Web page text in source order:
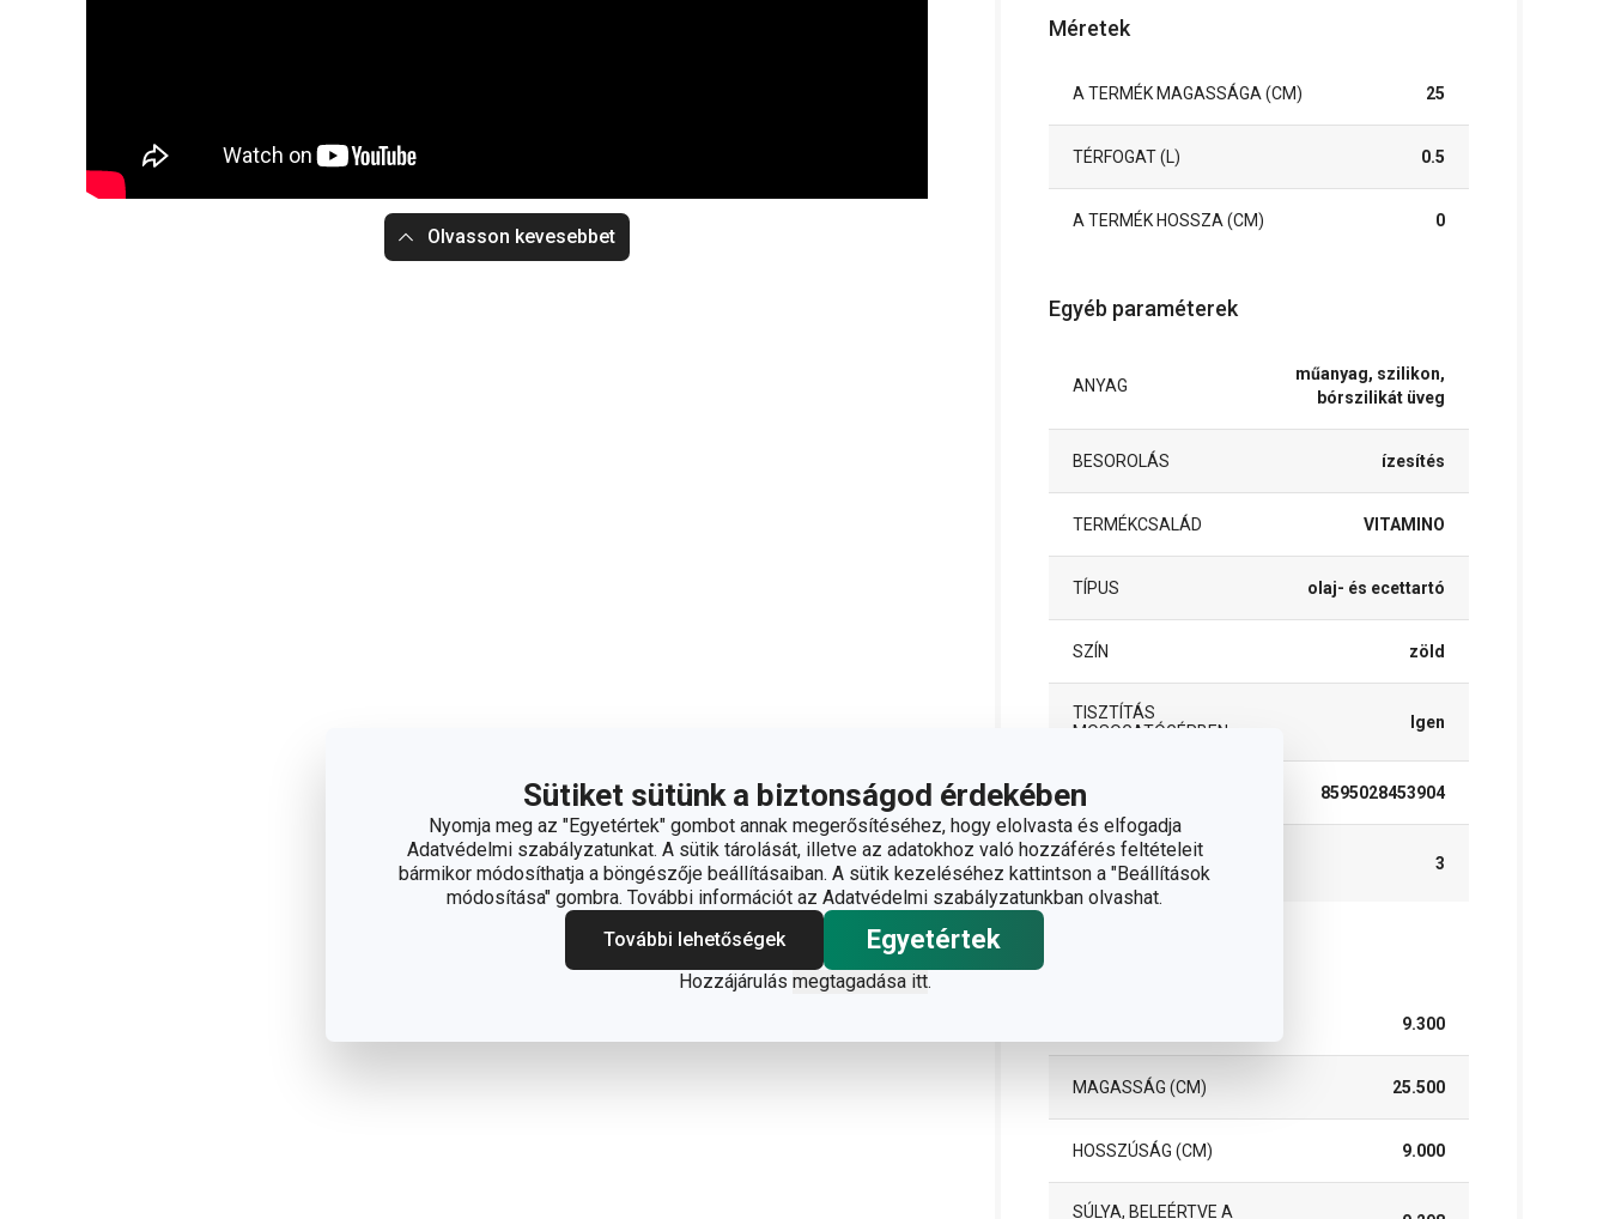
Sütiket sütünk a biztonságod érdekében
Nyomja meg az "Egyetértek" gombot annak megerősítéséhez, hogy elolvasta és elfogadja
Adatvédelmi szabályzatunkat. A sütik tárolását, illetve az adatokhoz való hozzáférés feltételeit
bármikor módosíthatja a böngészője beállításaiban. A sütik kezeléséhez kattintson a "Beállítások
módosítása" gombra. További információt az Adatvédelmi szabályzatunkban olvashat.
További lehetőségek
Egyetértek
Hozzájárulás megtagadása itt.
Olvasson kevesebbet
Méretek
A TERMÉK MAGASSÁGA (CM) 25
TÉRFOGAT (L) 0.5
A TERMÉK HOSSZA (CM) 0
Egyéb paraméterek
ANYAG
műanyag, szilikon,
bórszilikát üveg
BESOROLÁS ízesítés
TERMÉKCSALÁD VITAMINO
TÍPUS olaj- és ecettartó
SZÍN zöld
TISZTÍTÁS
MOSOGATÓGÉPBEN
Igen
EAN 8595028453904
A GARANCIÁLIS
IDŐSZAK (ÉVEKBEN)
3
9.300
MAGASSÁG (CM) 25.500
HOSSZÚSÁG (CM) 9.000
SÚLYA, BELEÉRTVE A